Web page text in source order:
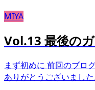
MIYA
Vol.13 最後の
まず初めに 前回のブロ
ありがとうございまし